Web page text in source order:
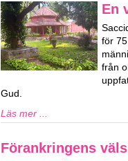
En
för
från
Gud.
Läs mer ...
Förankringens